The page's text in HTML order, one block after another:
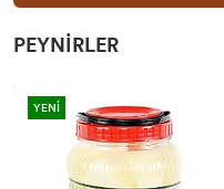
PEYNİRLER
YENİ